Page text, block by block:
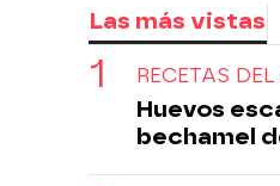
Las más vistas
RECETAS
Huevos
bechamel